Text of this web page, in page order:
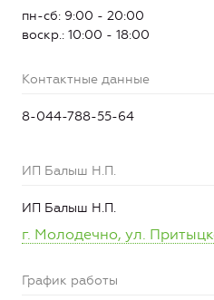
пн-сб: 9:00 - 20:00
воскр.: 10:00 - 18:00
Контактные данные
8-044-788-55-64
ИП Балыш Н.П.
ИП Балыш Н.П.
г. Молодечно, ул.
График работы